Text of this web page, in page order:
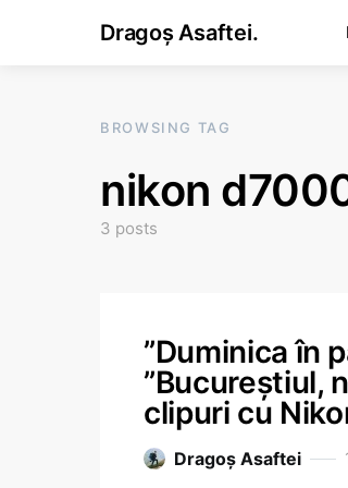
Dragoș Asaftei.
BROWSING TAG
nikon
3 posts
”Duminica în
”Bucureștiul,
clipuri cu
Dragoş Asaftei